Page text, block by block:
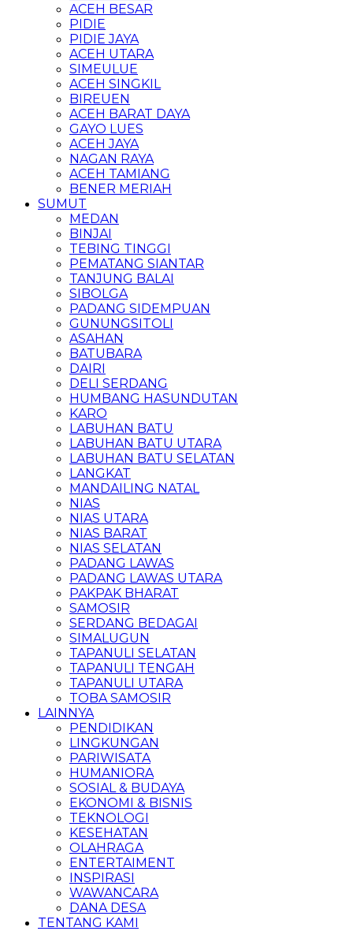
ACEH BESAR
PIDIE
PIDIE JAYA
ACEH UTARA
SIMEULUE
ACEH SINGKIL
BIREUEN
ACEH BARAT DAYA
GAYO LUES
ACEH JAYA
NAGAN RAYA
ACEH TAMIANG
BENER MERIAH
SUMUT
MEDAN
BINJAI
TEBING TINGGI
PEMATANG SIANTAR
TANJUNG BALAI
SIBOLGA
PADANG SIDEMPUAN
GUNUNGSITOLI
ASAHAN
BATUBARA
DAIRI
DELI SERDANG
HUMBANG HASUNDUTAN
KARO
LABUHAN BATU
LABUHAN BATU UTARA
LABUHAN BATU SELATAN
LANGKAT
MANDAILING NATAL
NIAS
NIAS UTARA
NIAS BARAT
NIAS SELATAN
PADANG LAWAS
PADANG LAWAS UTARA
PAKPAK BHARAT
SAMOSIR
SERDANG BEDAGAI
SIMALUGUN
TAPANULI SELATAN
TAPANULI TENGAH
TAPANULI UTARA
TOBA SAMOSIR
LAINNYA
PENDIDIKAN
LINGKUNGAN
PARIWISATA
HUMANIORA
SOSIAL & BUDAYA
EKONOMI & BISNIS
TEKNOLOGI
KESEHATAN
OLAHRAGA
ENTERTAIMENT
INSPIRASI
WAWANCARA
DANA DESA
TENTANG KAMI